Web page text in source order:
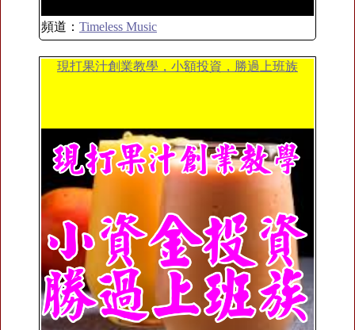
頻道： Timeless Music
現打果汁創業教學，小額投資，勝過上班族